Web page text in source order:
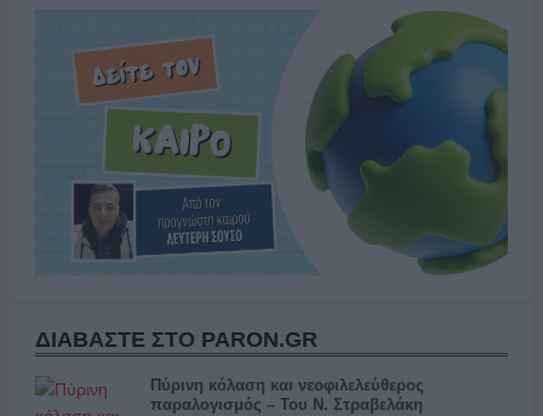
ΔΙΑΒΑΣΤΕ ΣΤΟ PARON.GR
Πύρινη κόλαση και νεοφιλελεύθερος
παραλογισμός – Του Ν. Στραβελάκη